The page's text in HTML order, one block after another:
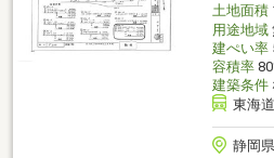
土地面積
用途地域
建ぺい率
容積率
建築条件
東海
静岡